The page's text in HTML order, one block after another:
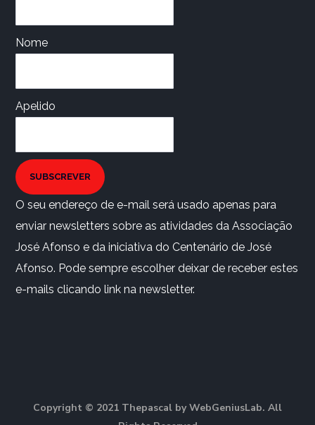
Nome
Apelido
SUBSCREVER
O seu endereço de e-mail será usado apenas para
enviar newsletters sobre as atividades da Associação
José Afonso e da iniciativa do Centenário de José
Afonso. Pode sempre escolher deixar de receber estes
e-mails clicando link na newsletter.
Copyright © 2021 Thepascal by WebGeniusLab. All